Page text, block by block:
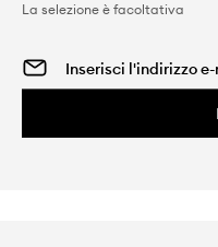
La selezione è facoltativa